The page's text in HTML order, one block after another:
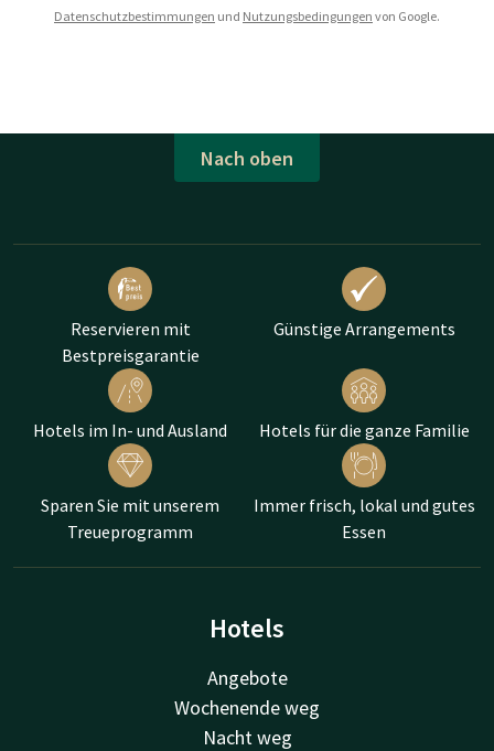
Datenschutzbestimmungen und Nutzungsbedingungen von Google.
Nach oben
Reservieren mit
Bestpreisgarantie
Günstige Arrangements
Hotels im In- und Ausland Hotels für die ganze Familie
Sparen Sie mit unserem
Treueprogramm
Immer frisch, lokal und gutes
Essen
Hotels
Angebote
Wochenende weg
Nacht weg